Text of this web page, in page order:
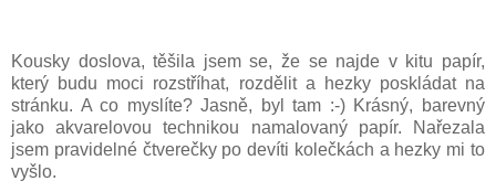
Kousky doslova, těšila jsem se, že se najde v kitu papír,
který budu moci rozstříhat, rozdělit a hezky poskládat na
stránku. A co myslíte? Jasně, byl tam :-) Krásný, barevný
jako akvarelovou technikou namalovaný papír. Nařezala
jsem pravidelné čtverečky po devíti kolečkách a hezky mi to
vyšlo.